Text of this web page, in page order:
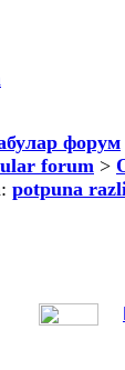
форум
forum >
potpuna